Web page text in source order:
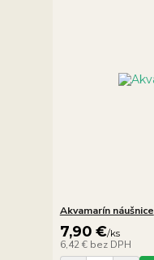
Akvamarín náušnice
7,90 €/ks
6,42 € bez DPH